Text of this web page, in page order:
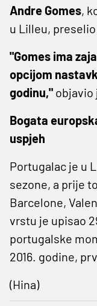
Andre Gomes,
u Lilleu,
"Gomes ima
opcijom
godinu," objavio
Bogata
uspjeh
Portugalac je u
sezone, a prije
Barcelone,
vrstu je upisao
portugalske
2016. godine,
(Hina)